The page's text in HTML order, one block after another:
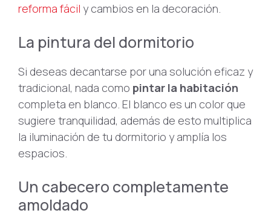
reforma fácil y cambios en la decoración.
La pintura del dormitorio
Si deseas decantarse por una solución eficaz y
tradicional, nada como pintar la habitación
completa en blanco. El blanco es un color que
sugiere tranquilidad, además de esto multiplica
la iluminación de tu dormitorio y amplía los
espacios.
Un cabecero completamente
amoldado